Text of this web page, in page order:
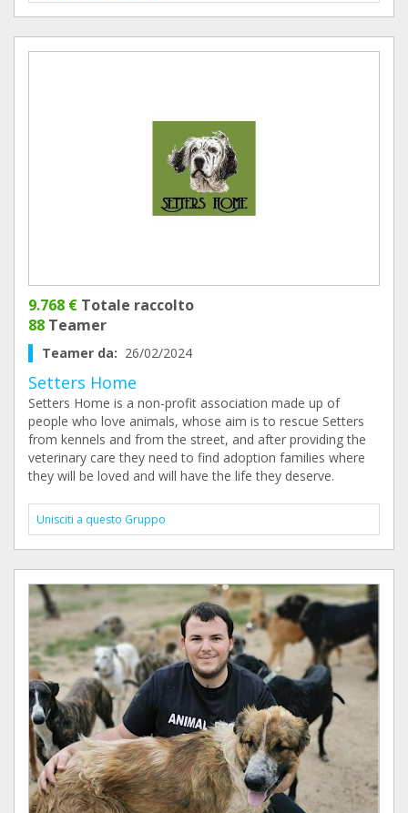
9.768 € Totale raccolto
88 Teamer
Teamer da: 26/02/2024
Setters Home
Setters Home is a non-profit association made up of
people who love animals, whose aim is to rescue Setters
from kennels and from the street, and after providing the
veterinary care they need to find adoption families where
they will be loved and will have the life they deserve.
Unisciti a questo Gruppo